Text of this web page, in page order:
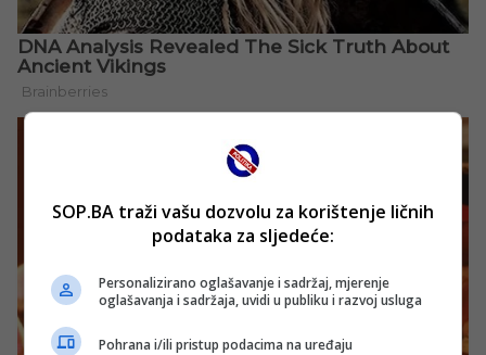
SOP.BA traži vašu dozvolu za korištenje ličnih
podataka za sljedeće:
Personalizirano oglašavanje i sadržaj, mjerenje
oglašavanja i sadržaja, uvidi u publiku i razvoj usluga
Pohrana i/ili pristup podacima na uređaju